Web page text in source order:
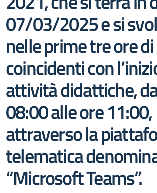
07/03/2025 e si
nelle prime tre ore
coincidenti con
attività didattiche,
08:00 alle ore 11:00,
attraverso la
telematica
“Microsoft Teams”.